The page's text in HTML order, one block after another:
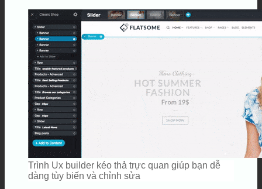
Trình Ux builder kéo thả trực quan giúp bạn dễ
dàng tùy biến và chỉnh sửa